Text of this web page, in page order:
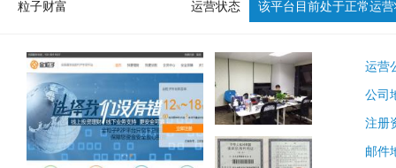
粒子财富 运营状态 该平台目前处于正常运
运营
公司
注册
邮件